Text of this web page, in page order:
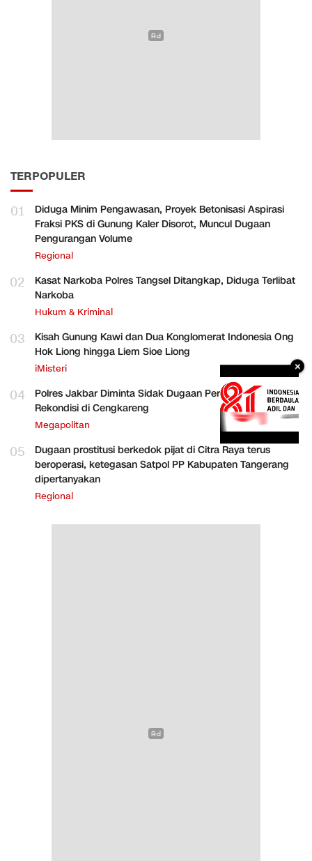
TERPOPULER
01
Diduga Minim Pengawasan, Proyek Betonisasi Aspirasi
Fraksi PKS di Gunung Kaler Disorot, Muncul Dugaan
Pengurangan Volume
Regional
02
Kasat Narkoba Polres Tangsel Ditangkap, Diduga Terlibat
Narkoba
Hukum & Kriminal
03
Kisah Gunung Kawi dan Dua Konglomerat Indonesia Ong
Hok Liong hingga Liem Sioe Liong
iMisteri
04
Polres Jakbar Diminta Sidak Dugaan Perakitan HP
Rekondisi di Cengkareng
Megapolitan
05
Dugaan prostitusi berkedok pijat di Citra Raya terus
beroperasi, ketegasan Satpol PP Kabupaten Tangerang
dipertanyakan
Regional
×